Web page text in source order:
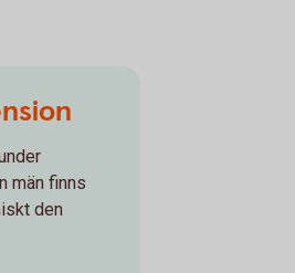
män finns
den